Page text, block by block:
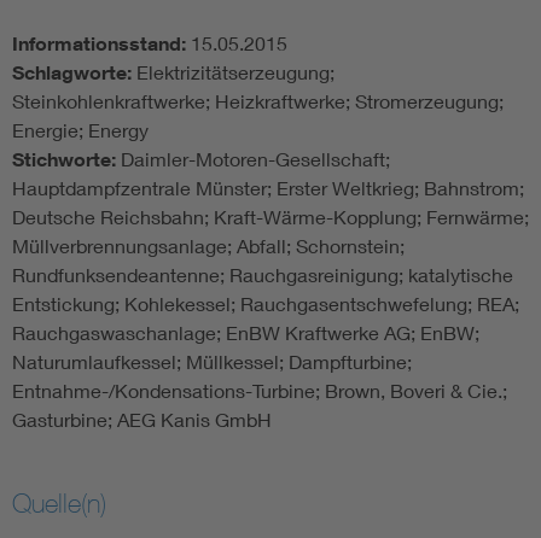
Informationsstand: 15.05.2015
Schlagworte: Elektrizitätserzeugung;
Steinkohlenkraftwerke; Heizkraftwerke; Stromerzeugung;
Energie; Energy
Stichworte: Daimler-Motoren-Gesellschaft;
Hauptdampfzentrale Münster; Erster Weltkrieg; Bahnstrom;
Deutsche Reichsbahn; Kraft-Wärme-Kopplung; Fernwärme;
Müllverbrennungsanlage; Abfall; Schornstein;
Rundfunksendeantenne; Rauchgasreinigung; katalytische
Entstickung; Kohlekessel; Rauchgasentschwefelung; REA;
Rauchgaswaschanlage; EnBW Kraftwerke AG; EnBW;
Naturumlaufkessel; Müllkessel; Dampfturbine;
Entnahme-/Kondensations-Turbine; Brown, Boveri & Cie.;
Gasturbine; AEG Kanis GmbH
Quelle(n)